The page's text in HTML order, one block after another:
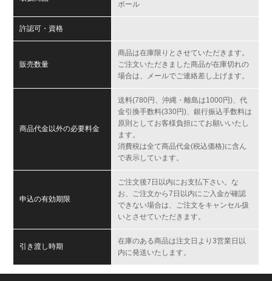
ボール
許認可・資格
販売数量
商品は在庫限りとさせていただきます。
ご注文いただきました商品が在庫切れの
場合は、メールでご連絡差し上げます。
商品代金以外の必要料金
送料(780円、沖縄・離島は1000円)、代
金引換手数料(330円)、銀行振込手数料は
原則としてお客様負担にてお願いいたし
ます。
消費税は全て商品代金(税込価格)に含ん
で表示しています。
申込の有効期限
ご注文後7日以内にお支払下さい。な
お、ご注文から7日以内にご入金が確認
できない場合は、ご注文をキャンセル扱
いとさせていただきます。
引き渡し時期
在庫のある商品は注文日より3営業日以
内に発送いたします。